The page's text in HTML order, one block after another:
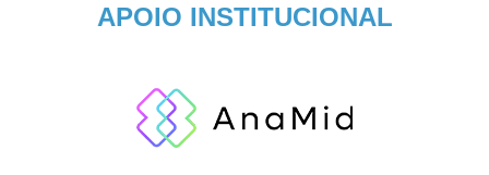
APOIO INSTITUCIONAL